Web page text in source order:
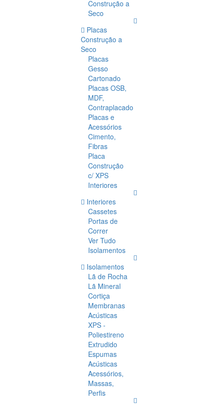
Construção a
Seco
Placas
Construção a
Seco
Placas
Gesso
Cartonado
Placas OSB,
MDF,
Contraplacado
Placas e
Acessórios
Cimento,
Fibras
Placa
Construção
c/ XPS
Interiores
Interiores
Cassetes
Portas de
Correr
Ver Tudo
Isolamentos
Isolamentos
Lã de Rocha
Lã Mineral
Cortiça
Membranas
Acústicas
XPS -
Poliestireno
Extrudido
Espumas
Acústicas
Acessórios,
Massas,
Perfis